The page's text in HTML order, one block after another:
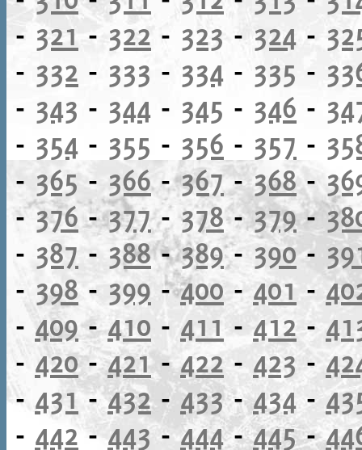
- 321 - 322 - 323 - 324 -
- 332 - 333 - 334 - 335 -
- 343 - 344 - 345 - 346 -
- 354 - 355 - 356 - 357 -
- 365 - 366-367-368-
-376-377-378- 379-
- 387 - 388-389- 390-
- 398 - 399 -400-401 -
-409-410 - 411-412 -
- 420-421-422 - 423 -
- 431-432-433-434-
- 442 -443 -444-445-